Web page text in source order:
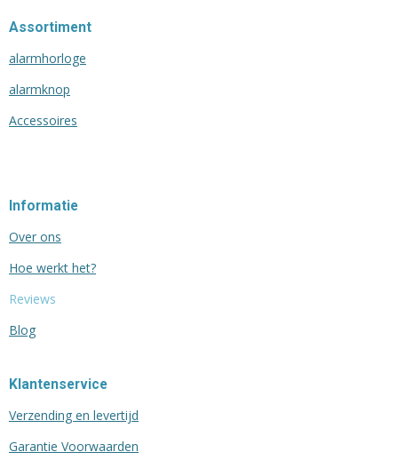
Assortiment
alarmhorloge
alarmknop
Accessoires
Informatie
Over ons
Hoe werkt het?
Reviews
Blog
Klantenservice
Verzending en levertijd
Garantie Voorwaarden